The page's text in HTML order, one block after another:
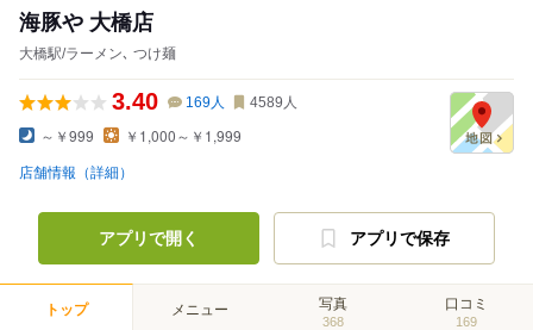
海豚や 大橋店
大橋駅/ラーメン､ つけ麺
3.40 169人 4589 人
～￥999 ￥1,000～￥1,999
店舗情報（詳細）
アプリで開く アプリで保存
トップ メニュー 写真
368
口コミ
169